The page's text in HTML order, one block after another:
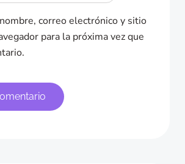
correo electrónico y sitio
para la próxima vez que